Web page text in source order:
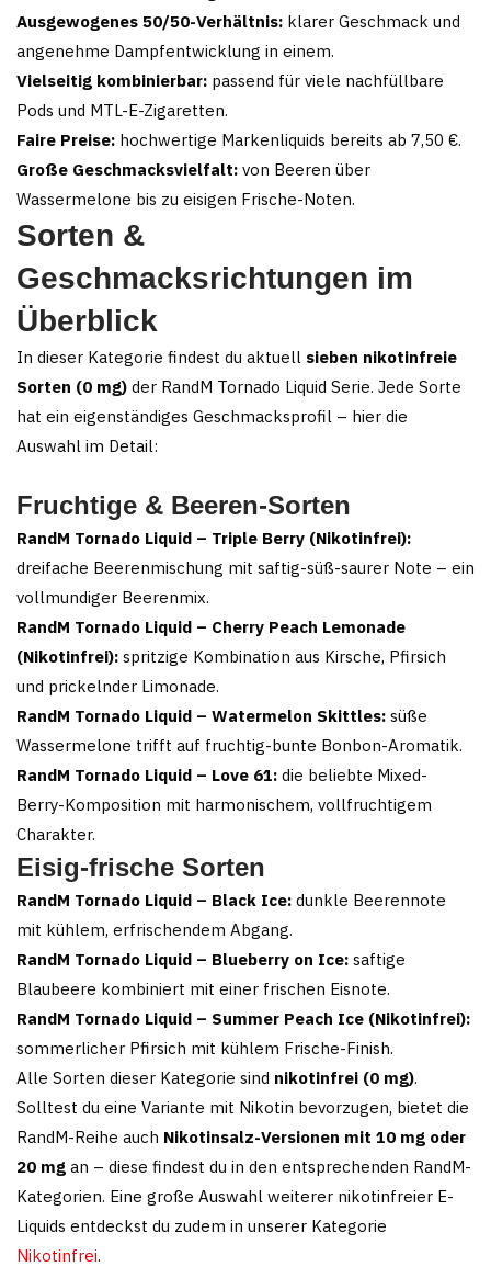
Ausgewogenes 50/50-Verhältnis: klarer Geschmack und
angenehme Dampfentwicklung in einem.
Vielseitig kombinierbar: passend für viele nachfüllbare
Pods und MTL-E-Zigaretten.
Faire Preise: hochwertige Markenliquids bereits ab 7,50 €.
Große Geschmacksvielfalt: von Beeren über
Wassermelone bis zu eisigen Frische-Noten.
Sorten &
Geschmacksrichtungen im
Überblick
In dieser Kategorie findest du aktuell sieben nikotinfreie
Sorten (0 mg) der RandM Tornado Liquid Serie. Jede Sorte
hat ein eigenständiges Geschmacksprofil – hier die
Auswahl im Detail:
Fruchtige & Beeren-Sorten
RandM Tornado Liquid – Triple Berry (Nikotinfrei):
dreifache Beerenmischung mit saftig-süß-saurer Note – ein
vollmundiger Beerenmix.
RandM Tornado Liquid – Cherry Peach Lemonade
(Nikotinfrei): spritzige Kombination aus Kirsche, Pfirsich
und prickelnder Limonade.
RandM Tornado Liquid – Watermelon Skittles: süße
Wassermelone trifft auf fruchtig-bunte Bonbon-Aromatik.
RandM Tornado Liquid – Love 61: die beliebte Mixed-
Berry-Komposition mit harmonischem, vollfruchtigem
Charakter.
Eisig-frische Sorten
RandM Tornado Liquid – Black Ice: dunkle Beerennote
mit kühlem, erfrischendem Abgang.
RandM Tornado Liquid – Blueberry on Ice: saftige
Blaubeere kombiniert mit einer frischen Eisnote.
RandM Tornado Liquid – Summer Peach Ice (Nikotinfrei):
sommerlicher Pfirsich mit kühlem Frische-Finish.
Alle Sorten dieser Kategorie sind nikotinfrei (0 mg).
Solltest du eine Variante mit Nikotin bevorzugen, bietet die
RandM-Reihe auch Nikotinsalz-Versionen mit 10 mg oder
20 mg an – diese findest du in den entsprechenden RandM-
Kategorien. Eine große Auswahl weiterer nikotinfreier E-
Liquids entdeckst du zudem in unserer Kategorie
Nikotinfrei.